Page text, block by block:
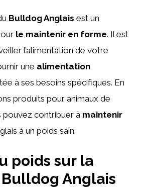
Bulldog Anglais est un
le maintenir en forme. Il est
l’alimentation de votre
une alimentation
à ses besoins spécifiques. En
produits pour animaux de
pouvez contribuer à maintenir
à un poids sain.
poids sur la
Anglais